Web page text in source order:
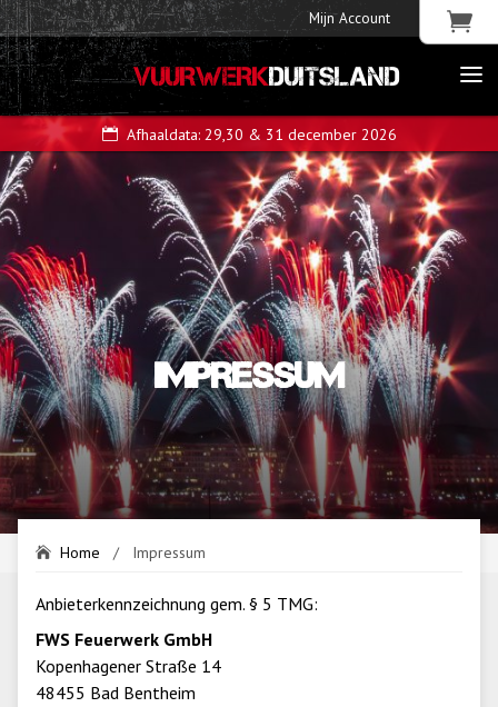
Mijn Account
IMPRESSUM
VUURWERKDUITSLAND
Afhaaldata: 29,30 & 31 december 2026
Home / Impressum
Anbieterkennzeichnung gem. § 5 TMG:
FWS Feuerwerk GmbH
Kopenhagener Straße 14
48455 Bad Bentheim